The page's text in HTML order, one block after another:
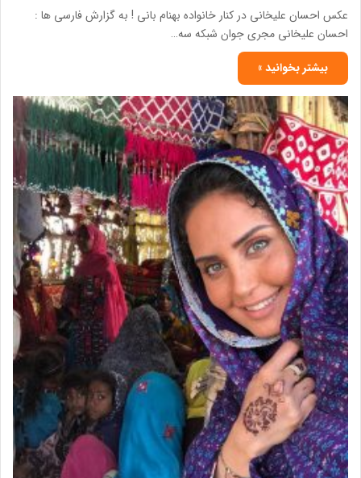
عکس احسان علیخانی در کنار خانواده بهنام بانی ! به گزارش فارسی ها :
احسان علیخانی مجری جوان شبکه سه…
بیشتر بخوانید »